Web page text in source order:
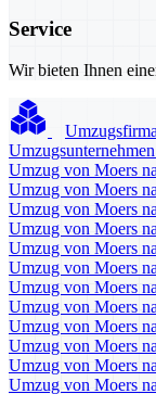
Service
Wir bieten Ihnen
Umzug von Moers
Umzug von Moers
Umzug von Moers
Umzug von Moers
Umzug von Moers
Umzug von Moers
Umzug von Moers
Umzug von Moers
Umzug von Moers
Umzug von Moers
Umzug von Moers
Umzug von Moers